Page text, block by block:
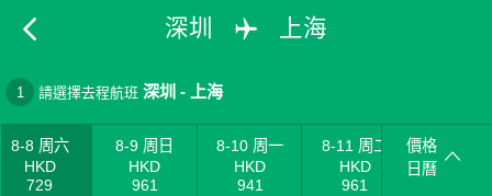
深圳 上海
1 請選擇去程航班 深圳 - 上海
8-8 周六
HKD
729
8-9 周日
HKD
961
8-10 周一
HKD
941
8-11 周二
HKD
961
價格
日曆